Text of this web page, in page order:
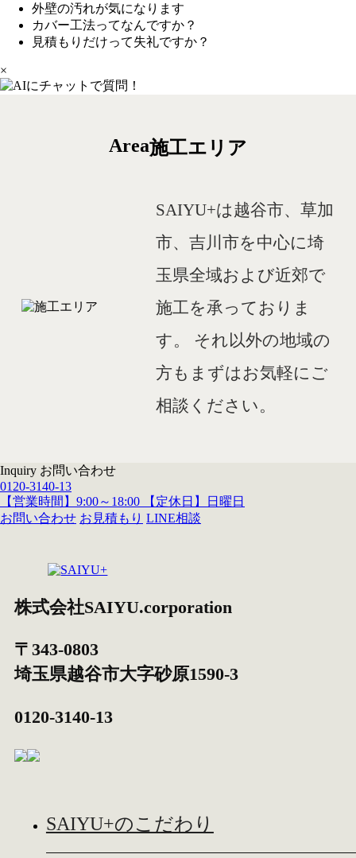
外壁の汚れが気になります
カバー工法ってなんですか？
見積もりだけって失礼ですか？
×
Area施工エリア
SAIYU+は越谷市、草加
市、吉川市を中心に埼
玉県全域および近郊で
施工を承っておりま
す。
それ以外の地域の
方もまずはお気軽にご
相談ください。
Inquiry お問い合わせ
0120-3140-13
【営業時間】9:00～18:00 【定休日】日曜日
お問い合わせ お見積もり LINE相談
株式会社SAIYU.corporation
〒343-0803
埼玉県越谷市大字砂原1590-3
0120-3140-13
SAIYU+のこだわり